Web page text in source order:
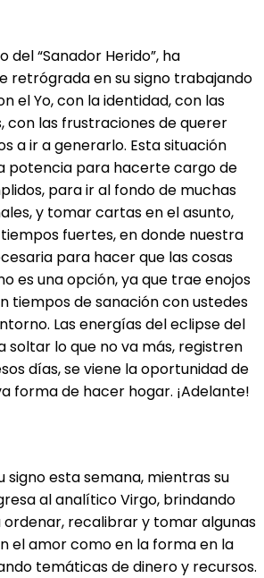
del “Sanador Herido”, ha
retrógrada en su signo trabajando
el Yo, con la identidad, con las
con las frustraciones de querer
a ir a generarlo. Esta situación
potencia para hacerte cargo de
para ir al fondo de muchas
y tomar cartas en el asunto,
tiempos fuertes, en donde nuestra
para hacer que las cosas
es una opción, ya que trae enojos
tiempos de sanación con ustedes
Las energías del eclipse del
soltar lo que no va más, registren
días, se viene la oportunidad de
forma de hacer hogar. ¡Adelante!
signo esta semana, mientras su
al analítico Virgo, brindando
recalibrar y tomar algunas
el amor como en la forma en la
temáticas de dinero y recursos.